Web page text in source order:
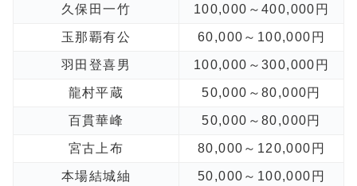
久保田一竹 100,000～400,000円
玉那覇有公 60,000～100,000円
羽田登喜男 100,000～300,000円
龍村平蔵 50,000～80,000円
百貫華峰 50,000～80,000円
宮古上布 80,000～120,000円
本場結城紬 50,000～100,000円